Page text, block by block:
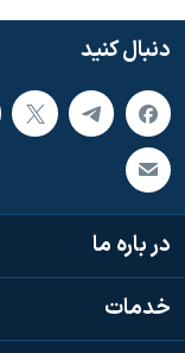
دنبال کنید
در باره ما
خدمات